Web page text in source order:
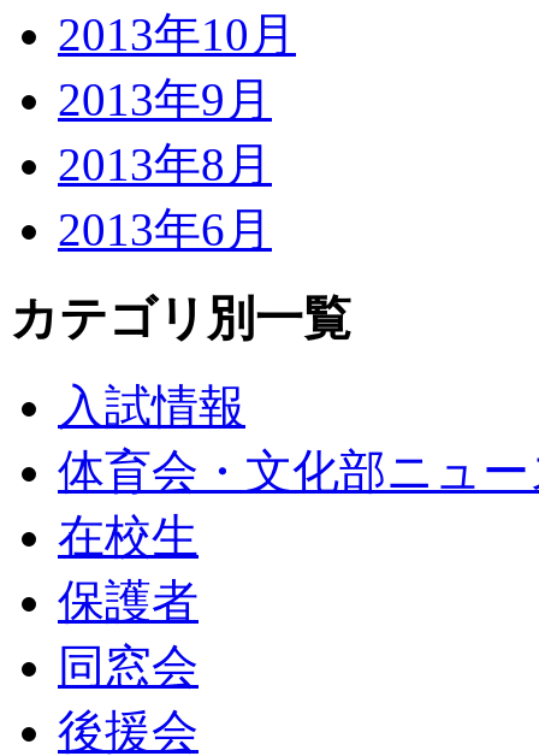
2013年10月
2013年9月
2013年8月
2013年6月
カテゴリ別一覧
入試情報
体育会・文化部ニュ
在校生
保護者
同窓会
後援会